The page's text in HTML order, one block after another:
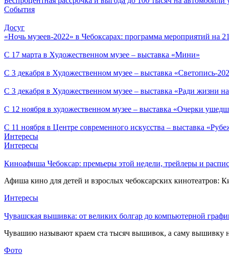
События
Досуг
«Ночь музеев-2022» в Чебоксарах: программа мероприятий на
С 17 марта в Художественном музее – выставка «Мини»
С 3 декабря в Художественном музее – выставка «Светопись-
С 3 декабря в Художественном музее – выставка «Ради жизни
С 12 ноября в художественном музее – выставка «Очерки
С 11 ноября в Центре современного искусства – выставка
Интересы
Интересы
Киноафиша Чебоксар: премьеры этой недели, трейлеры и
Афиша кино для детей и взрослых чебоксарских
Интересы
Чувашская вышивка: от великих болгар до компьютерной
Чувашию называют краем ста тысяч вышивок, а саму вышивку
Фото